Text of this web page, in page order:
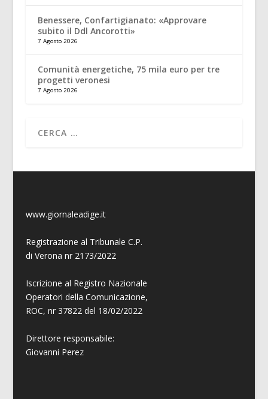
Benessere, Confartigianato: «Approvare
subito il Ddl Ancorotti»
7 Agosto 2026
Comunità energetiche, 75 mila euro per tre
progetti veronesi
7 Agosto 2026
www.giornaleadige.it
Registrazione al Tribunale C.P.
di Verona nr 2173/2022
Iscrizione al Registro Nazionale
Operatori della Comunicazione,
ROC, nr 37822 del 18/02/2022
Direttore responsabile:
Giovanni Perez